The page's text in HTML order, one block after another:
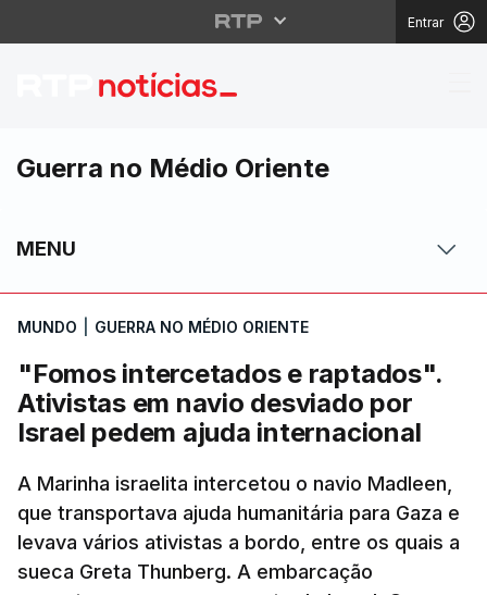
Entrar
"Fomos intercetados
Guerra no Médio Oriente
MENU
MUNDO GUERRA NO MÉDIO ORIENTE
"Fomos intercetados e raptados".
Ativistas em navio desviado por
Israel pedem ajuda internacional
A Marinha israelita intercetou o navio Madleen,
que transportava ajuda humanitária para Gaza e
levava vários ativistas a bordo, entre os quais a
sueca Greta Thunberg. A embarcação